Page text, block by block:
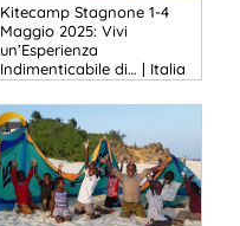
Kitecamp Stagnone 1-4
Maggio 2025: Vivi
un’Esperienza
Indimenticabile di… | Italia